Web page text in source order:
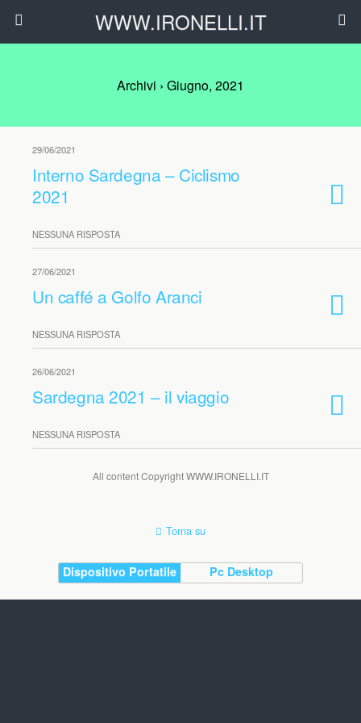
WWW.IRONELLI.IT
Archivi › Giugno, 2021
29/06/2021
Interno Sardegna – Ciclismo
2021
NESSUNA RISPOSTA
27/06/2021
Un caffé a Golfo Aranci
NESSUNA RISPOSTA
26/06/2021
Sardegna 2021 – il viaggio
NESSUNA RISPOSTA
All content Copyright WWW.IRONELLI.IT
Torna su
Dispositivo Portatile Pc Desktop